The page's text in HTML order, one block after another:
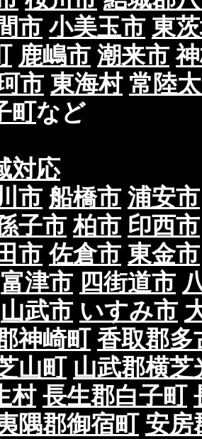
市 小美玉市 東
鹿嶋市 潮来市
市 東海村 常陸
町など
対応
市 船橋市 浦安市
子市 柏市 印西市
市 佐倉市 東金市
富津市 四街道市
山武市 いすみ市
神崎町 香取郡多
山町 山武郡横芝
村 長生郡白子町
隅郡御宿町 安房